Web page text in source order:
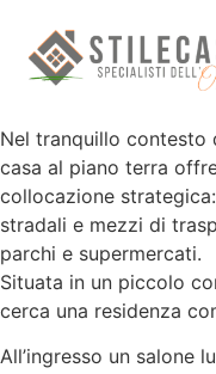
Nel tranquillo contesto
casa al piano terra
collocazione
stradali e mezzi di
parchi e supermercati.
Situata in un piccolo
cerca una residenza
All’ingresso un salone